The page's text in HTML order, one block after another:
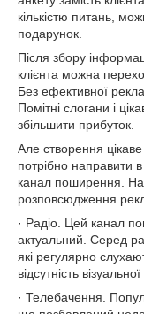
кількістю питань,
подарунок.
Після збору
клієнта можна
Без ефективної
Помітні слогани і
збільшити прибуток.
Але створення
потрібно направити
канал поширення.
розповсюдження
· Радіо. Цей канал
актуальний. Серед
які регулярно
відсутність
· Телебачення.